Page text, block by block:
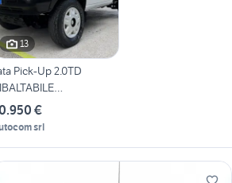
13
Pick-Up 2.0TD
CUCCINI
€
srl